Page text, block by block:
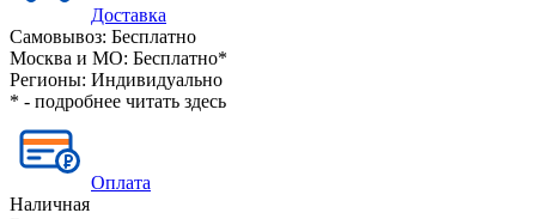
Доставка
Самовывоз: Бесплатно
Москва и МО: Бесплатно*
Регионы: Индивидуально
* - подробнее читать здесь
Оплата
Наличная